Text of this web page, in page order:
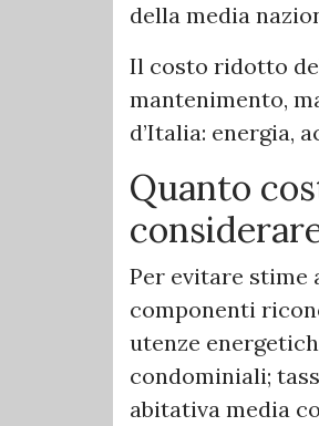
della media
Il costo ridotto
mantenimento,
d’Italia: energia,
Quanto
Per evitare
componenti
utenze
condominiali;
abitativa media